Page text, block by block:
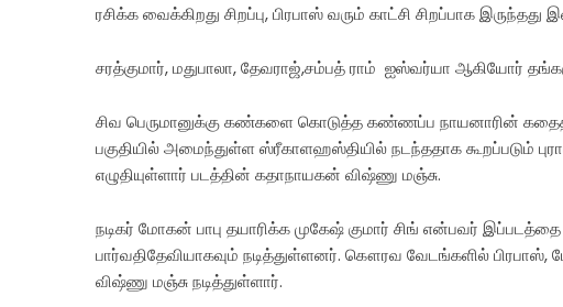
ரசிக்க வைக்கிறது சிறப்பு, பிரபாஸ் வரும் காட்சி சிறப்பாக
சரத்குமார், மதுபாலா, தேவராஜ்,சம்பத் ராம் ஐஸ்வர்யா ஆகியோர்
சிவ பெருமானுக்கு கண்களை கொடுத்த கண்ணப்ப நாயனாரின்
பகுதியில் அமைந்துள்ள ஸ்ரீகாளஹஸ்தியில் நடந்ததாக கூறப்படும்
எழுதியுள்ளார் படத்தின் கதாநாயகன் விஷ்ணு மஞ்சு.
நடிகர் மோகன் பாபு தயாரிக்க முகேஷ் குமார் சிங் என்பவர்
பார்வதிதேவியாகவும் நடித்துள்ளனர். கௌரவ வேடங்களில்
விஷ்ணு மஞ்சு நடித்துள்ளார்.